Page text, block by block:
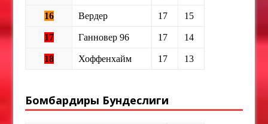
16 Вердер 17 15
17 Ганновер 96 17 14
18 Хоффенхайм 17 13
Бомбардиры Бундеслиги